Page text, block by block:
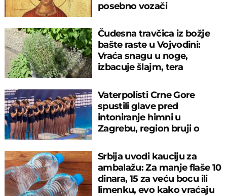
posebno vozači
Čudesna travčica iz božje
bašte raste u Vojvodini:
Vraća snagu u noge,
izbacuje šlajm, tera
Vaterpolisti Crne Gore
spustili glave pred
intoniranje himni u
Zagrebu, region bruji o
Srbija uvodi kauciju za
ambalažu: Za manje flaše 10
dinara, 15 za veću bocu ili
limenku, evo kako vraćaju